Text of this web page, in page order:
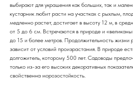
выбирают для украшения как больших, так и
кустарник любит расти на участках с рыхлым,
медленно растет, достигает в высоту 12 м, в
от 5 до 6 см. Встречаются в природе и
до 15 и более метров. Продолжительность жизни
зависит от условий произрастания. В природе
долгожитель, которому 500 лет. Садоводы
только из-за его высоких декоративных
свойственна морозостойкость.